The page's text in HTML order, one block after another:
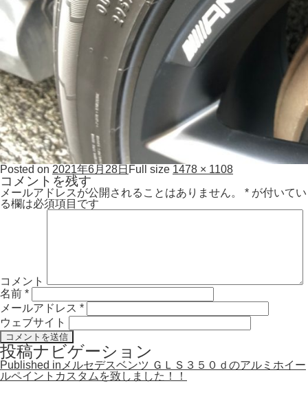
Posted on 2021年6月28日 Full size 1478 × 1108
コメントを残す
メールアドレスが公開されることはありません。 * が付いてい
る欄は必須項目です
コメント
名前 *
メールアドレス *
ウェブサイト
投稿ナビゲーション
Published in メルセデスベンツ ＧＬＳ３５０ｄのアルミホイー
ルペイントカスタムを致しました！！